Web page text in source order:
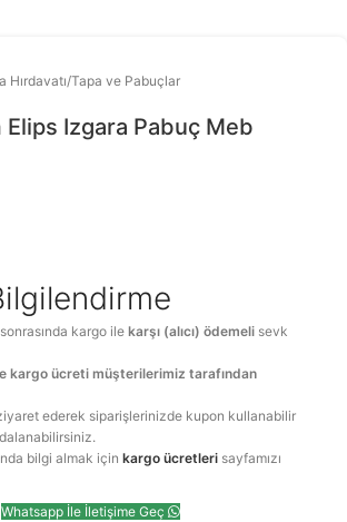
Hırdavatı/Tapa ve Pabuçlar
Izgara Pabuç Meb
kargo ilekarşı (alıcı) ödemeli sevk
kargo ücreti müşterilerimiz tarafından
ederek siparişlerinizde kupon kullanabilir
bilgi almak içinkargo ücretleri sayfamızı
Whatsapp İle İletişime Geç